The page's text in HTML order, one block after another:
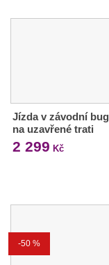
Jízda v závodní
na uzavřené trati
2 299 Kč
-50 %